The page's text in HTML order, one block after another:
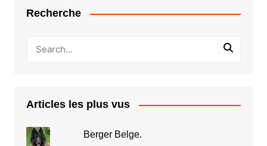
Recherche
Articles les plus vus
Berger Belge.